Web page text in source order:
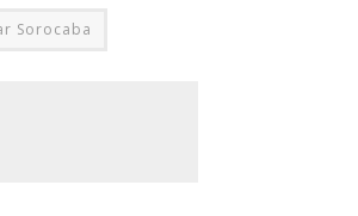
Sorocaba